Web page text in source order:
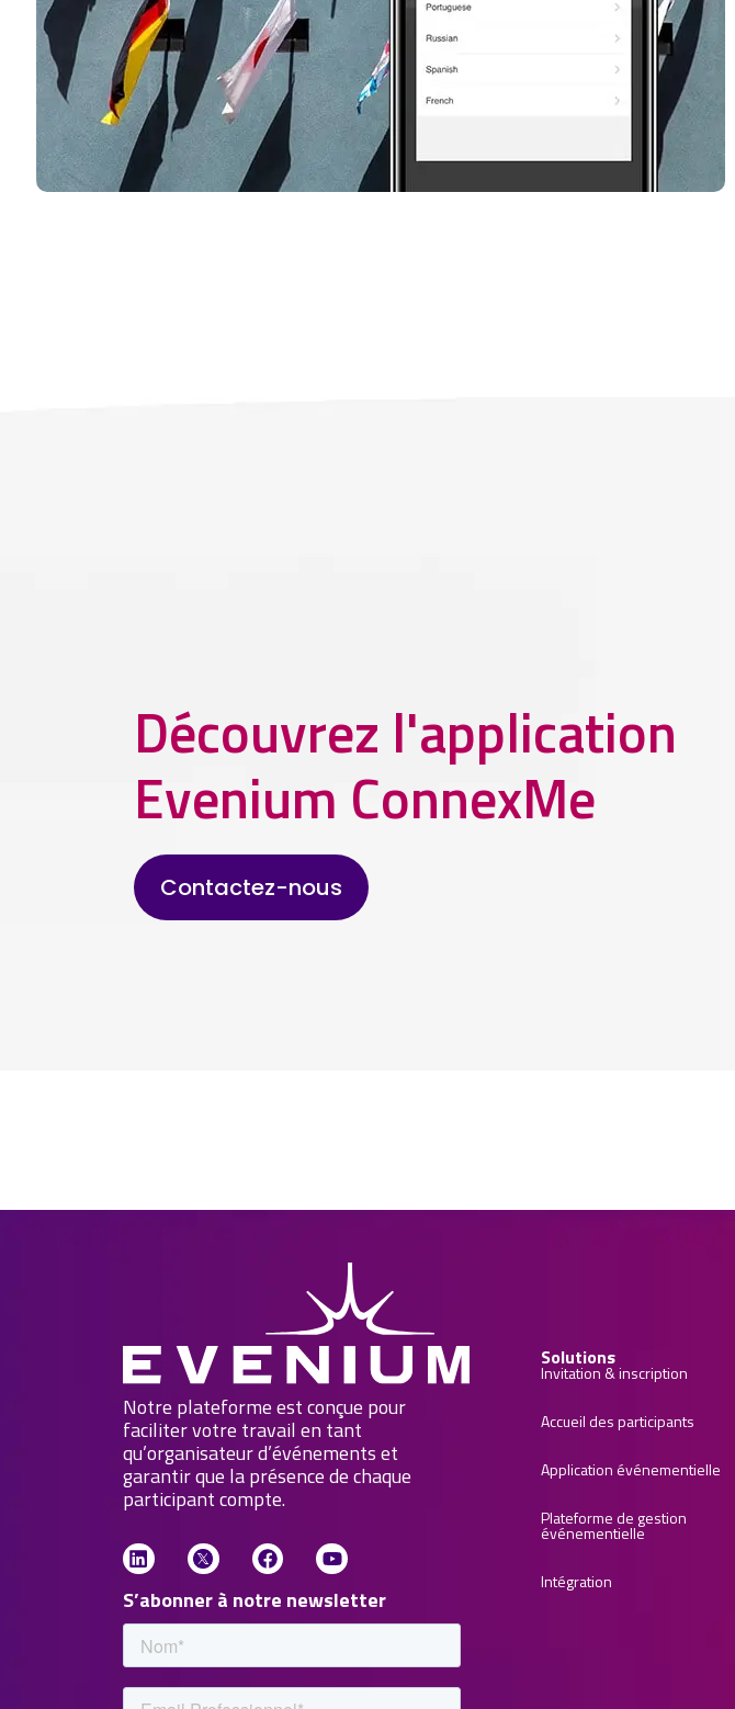
Découvrez l'application
Evenium ConnexMe
Contactez-nous
Notre plateforme est conçue pour
faciliter votre travail en tant
qu’organisateur d’événements et
garantir que la présence de chaque
participant compte.
S’abonner à notre newsletter
Solutions
Invitation & inscription
Accueil des participants
Application événementielle
Plateforme de gestion
événementielle
Intégration